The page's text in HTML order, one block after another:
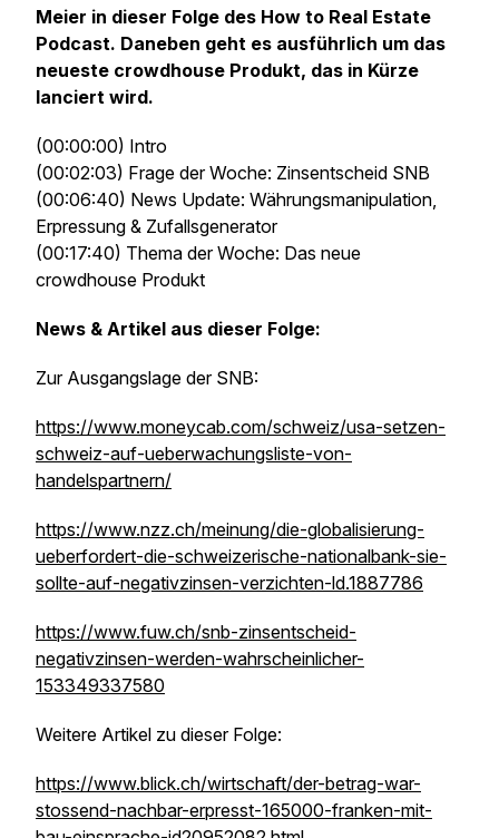
Meier in dieser Folge des How to Real Estate
Podcast. Daneben geht es ausführlich um das
neueste crowdhouse Produkt, das in Kürze
lanciert wird.
(00:00:00) Intro
(00:02:03) Frage der Woche: Zinsentscheid SNB
(00:06:40) News Update: Währungsmanipulation,
Erpressung & Zufallsgenerator
(00:17:40) Thema der Woche: Das neue
crowdhouse Produkt
News & Artikel aus dieser Folge:
Zur Ausgangslage der SNB:
https://www.moneycab.com/schweiz/usa-setzen-
schweiz-auf-ueberwachungsliste-von-
handelspartnern/
https://www.nzz.ch/meinung/die-globalisierung-
ueberfordert-die-schweizerische-nationalbank-sie-
sollte-auf-negativzinsen-verzichten-ld.1887786
https://www.fuw.ch/snb-zinsentscheid-
negativzinsen-werden-wahrscheinlicher-
153349337580
Weitere Artikel zu dieser Folge:
https://www.blick.ch/wirtschaft/der-betrag-war-
stossend-nachbar-erpresst-165000-franken-mit-